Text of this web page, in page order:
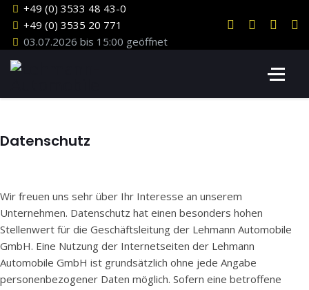
+49 (0) 3533 48 43-0
+49 (0) 3535 20 771
03.07.2026 bis 15:00 geöffnet
Datenschutz
Wir freuen uns sehr über Ihr Interesse an unserem
Unternehmen. Datenschutz hat einen besonders hohen
Stellenwert für die Geschäftsleitung der Lehmann Automobile
GmbH. Eine Nutzung der Internetseiten der Lehmann
Automobile GmbH ist grundsätzlich ohne jede Angabe
personenbezogener Daten möglich. Sofern eine betroffene